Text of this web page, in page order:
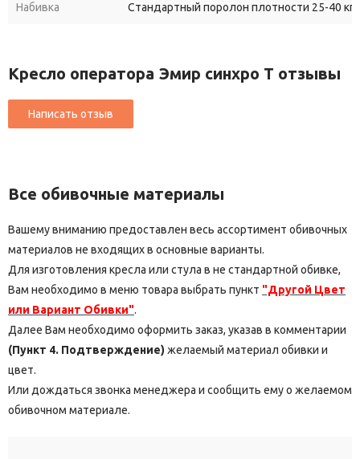
Набивка Стандартный поролон плотности 25-40
Кресло оператора Эмир синхро Т отзывы
Все обивочные материалы
Вашему вниманию предоставлен весь ассортимент обивочных
материалов не входящих в основные варианты.
Для изготовления кресла или стула в не стандартной обивке,
Вам необходимо в меню товара выбрать пункт "Другой Цвет
или Вариант Обивки".
Далее Вам необходимо оформить заказ, указав в комментарии
(Пункт 4. Подтверждение) желаемый материал обивки и
цвет.
Или дождаться звонка менеджера и сообщить ему о желаемом
обивочном материале.